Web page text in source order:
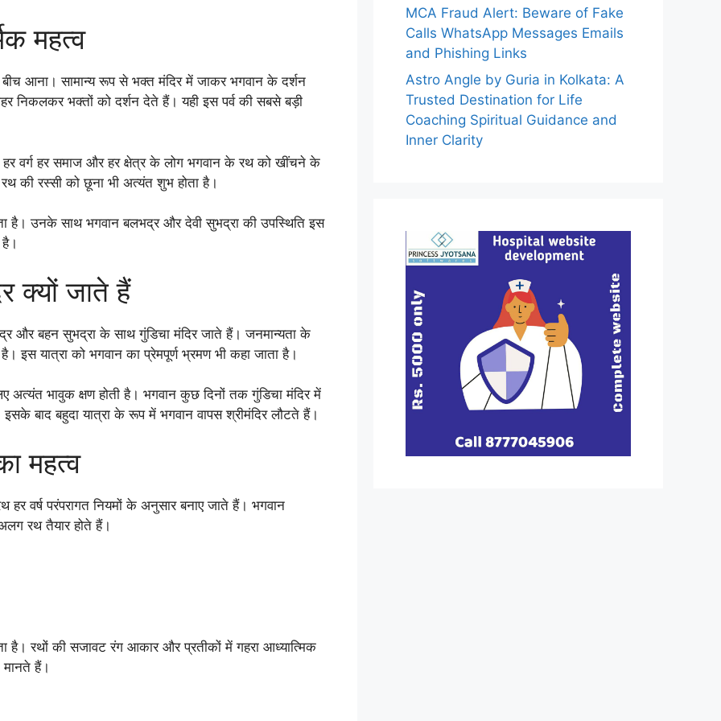
महत्व
आना। सामान्य रूप से भक्त मंदिर में जाकर भगवान के दर्शन
निकलकर भक्तों को दर्शन देते हैं। यही इस पर्व की सबसे बड़ी
वर्ग हर समाज और हर क्षेत्र के लोग भगवान के रथ को खींचने के
की रस्सी को छूना भी अत्यंत शुभ होता है।
है। उनके साथ भगवान बलभद्र और देवी सुभद्रा की उपस्थिति इस
क्यों जाते हैं
और बहन सुभद्रा के साथ गुंडिचा मंदिर जाते हैं। जनमान्यता के
इस यात्रा को भगवान का प्रेमपूर्ण भ्रमण भी कहा जाता है।
अत्यंत भावुक क्षण होती है। भगवान कुछ दिनों तक गुंडिचा मंदिर में
बाद बहुदा यात्रा के रूप में भगवान वापस श्रीमंदिर लौटते हैं।
महत्व
वर्ष परंपरागत नियमों के अनुसार बनाए जाते हैं। भगवान
रथ तैयार होते हैं।
है। रथों की सजावट रंग आकार और प्रतीकों में गहरा आध्यात्मिक
हैं।
MCA Fraud Alert: Beware of Fake
Calls WhatsApp Messages Emails
and Phishing Links
Astro Angle by Guria in Kolkata: A
Trusted Destination for Life
Coaching Spiritual Guidance and
Inner Clarity